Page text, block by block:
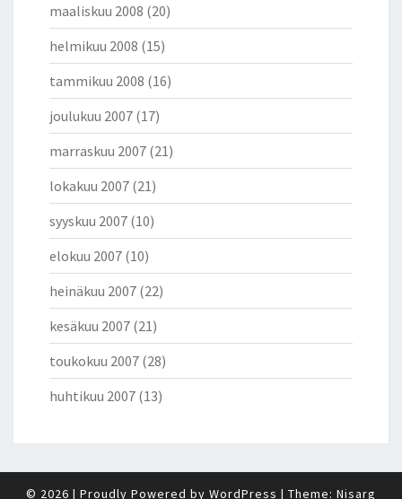
maaliskuu 2008 (20)
helmikuu 2008 (15)
tammikuu 2008 (16)
joulukuu 2007 (17)
marraskuu 2007 (21)
lokakuu 2007 (21)
syyskuu 2007 (10)
elokuu 2007 (10)
heinäkuu 2007 (22)
kesäkuu 2007 (21)
toukokuu 2007 (28)
huhtikuu 2007 (13)
© 2026 | Proudly Powered by WordPress | Theme: Nisarg